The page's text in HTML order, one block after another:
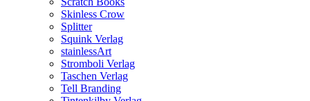
Skinless Crow
Splitter
Squink Verlag
stainlessArt
Stromboli Verlag
Taschen Verlag
Tell Branding